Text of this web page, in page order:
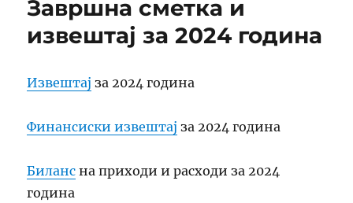
Завршна сметка и
извештај за 2024 година
Извештај за 2024 година
Финансиски извештај за 2024 година
Биланс на приходи и расходи за 2024
година